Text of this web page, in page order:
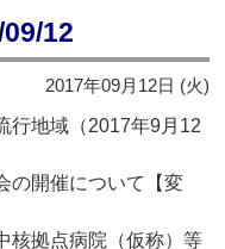
12
2017年09月12日 (火)
行地域（2017年9月12
の開催について【変
核拠点病院（仮称）等